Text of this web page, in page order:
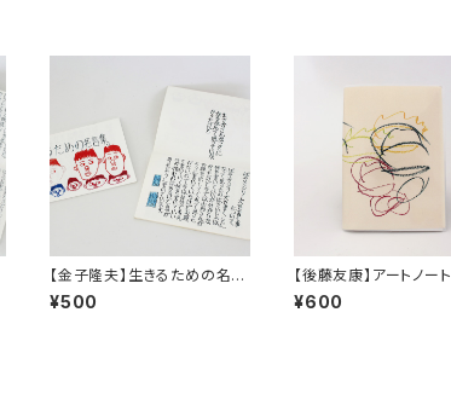
【金子隆夫】生きるための名言
集。
¥500
【後藤友康】アートノート
¥600